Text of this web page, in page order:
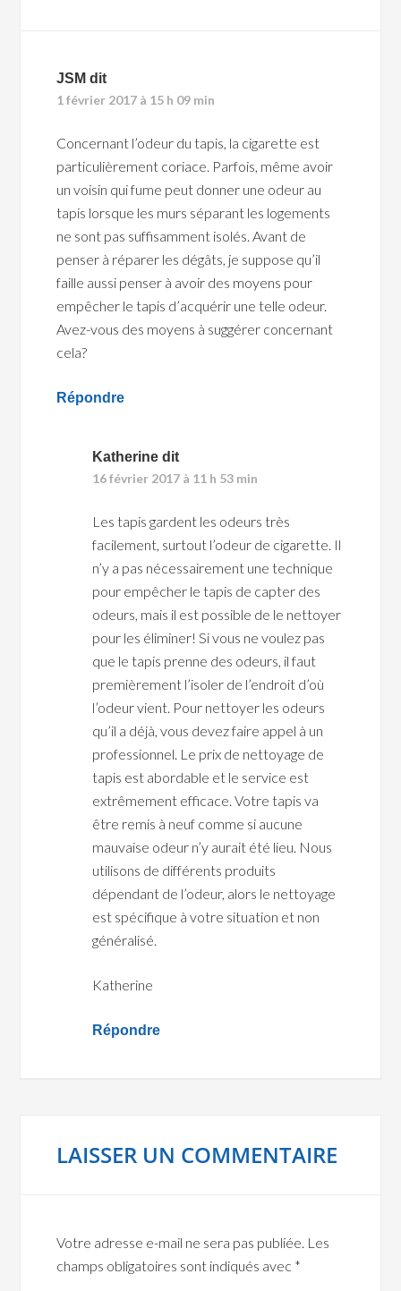
JSM dit
1 février 2017 à 15 h 09 min
Concernant l’odeur du tapis, la cigarette est
particulièrement coriace. Parfois, même avoir
un voisin qui fume peut donner une odeur au
tapis lorsque les murs séparant les logements
ne sont pas suffisamment isolés. Avant de
penser à réparer les dégâts, je suppose qu’il
faille aussi penser à avoir des moyens pour
empêcher le tapis d’acquérir une telle odeur.
Avez-vous des moyens à suggérer concernant
cela?
Répondre
Katherine dit
16 février 2017 à 11 h 53 min
Les tapis gardent les odeurs très
facilement, surtout l’odeur de cigarette. Il
n’y a pas nécessairement une technique
pour empêcher le tapis de capter des
odeurs, mais il est possible de le nettoyer
pour les éliminer! Si vous ne voulez pas
que le tapis prenne des odeurs, il faut
premièrement l’isoler de l’endroit d’où
l’odeur vient. Pour nettoyer les odeurs
qu’il a déjà, vous devez faire appel à un
professionnel. Le prix de nettoyage de
tapis est abordable et le service est
extrêmement efficace. Votre tapis va
être remis à neuf comme si aucune
mauvaise odeur n’y aurait été lieu. Nous
utilisons de différents produits
dépendant de l’odeur, alors le nettoyage
est spécifique à votre situation et non
généralisé.
Katherine
Répondre
LAISSER UN COMMENTAIRE
Votre adresse e-mail ne sera pas publiée. Les
champs obligatoires sont indiqués avec *